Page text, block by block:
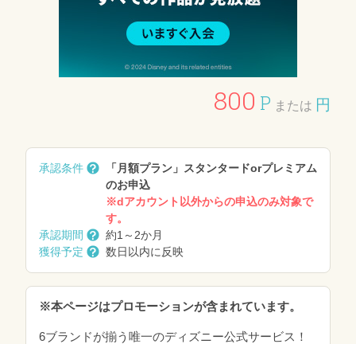
800 P または 円
承認条件
「月額プラン」スタンタードorプレミアム
のお申込
※dアカウント以外からの申込のみ対象で
す。
承認期間
約1～2か月
獲得予定
数日以内に反映
※本ページはプロモーションが含まれています。
6ブランドが揃う唯一のディズニー公式サービス！